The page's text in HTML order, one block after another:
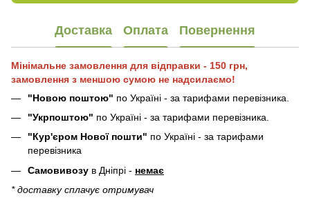
Доставка Оплата Повернення
Мінімальне замовлення для відправки - 150 грн,
замовлення з меншою сумою не надсилаємо!
"Новою поштою" по Україні - за тарифами перевізника.
"Укрпоштою" по Україні - за тарифами перевізника.
"Кур'єром Нової пошти" по Україні - за тарифами
перевізника
Самовивозу в Дніпрі - немає
* доставку сплачує отримувач